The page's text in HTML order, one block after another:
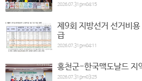
2026.07.31 pm04:15
제9회 지방선거 선거비
급
2026.07.31 pm04:11
홍천군-한국맥도날드 지
2026.07.31 pm03:25